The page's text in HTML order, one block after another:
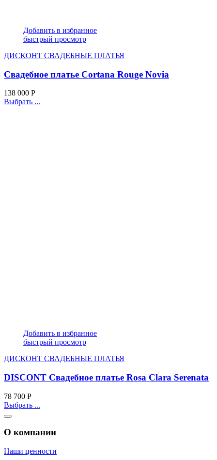
Добавить в избранное
быстрый просмотр
ДИСКОНТ СВАДЕБНЫЕ ПЛАТЬЯ
Свадебное платье Cortana Rouge Novia
138 000 Р
Выбрать ...
Добавить в избранное
быстрый просмотр
ДИСКОНТ СВАДЕБНЫЕ ПЛАТЬЯ
DISCONT Свадебное платье Rosa Clara Serenata
78 700 Р
Выбрать ...
О компании
Наши ценности